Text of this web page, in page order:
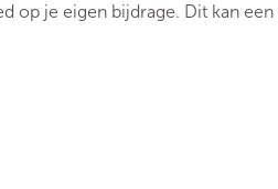
op je eigen bijdrage. Dit kan